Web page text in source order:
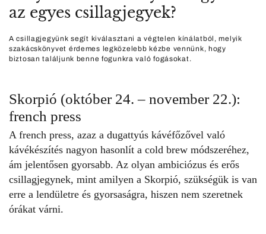
az egyes csillagjegyek?
A csillagjegyünk segít kiválasztani a végtelen kínálatból, melyik
szakácskönyvet érdemes legközelebb kézbe vennünk, hogy
biztosan találjunk benne fogunkra való fogásokat.
Skorpió (október 24. – november 22.):
french press
A french press, azaz a dugattyús kávéfőzővel való
kávékészítés nagyon hasonlít a cold brew módszeréhez,
ám jelentősen gyorsabb. Az olyan ambiciózus és erős
csillagjegynek, mint amilyen a Skorpió, szükségük is van
erre a lendületre és gyorsaságra, hiszen nem szeretnek
órákat várni.